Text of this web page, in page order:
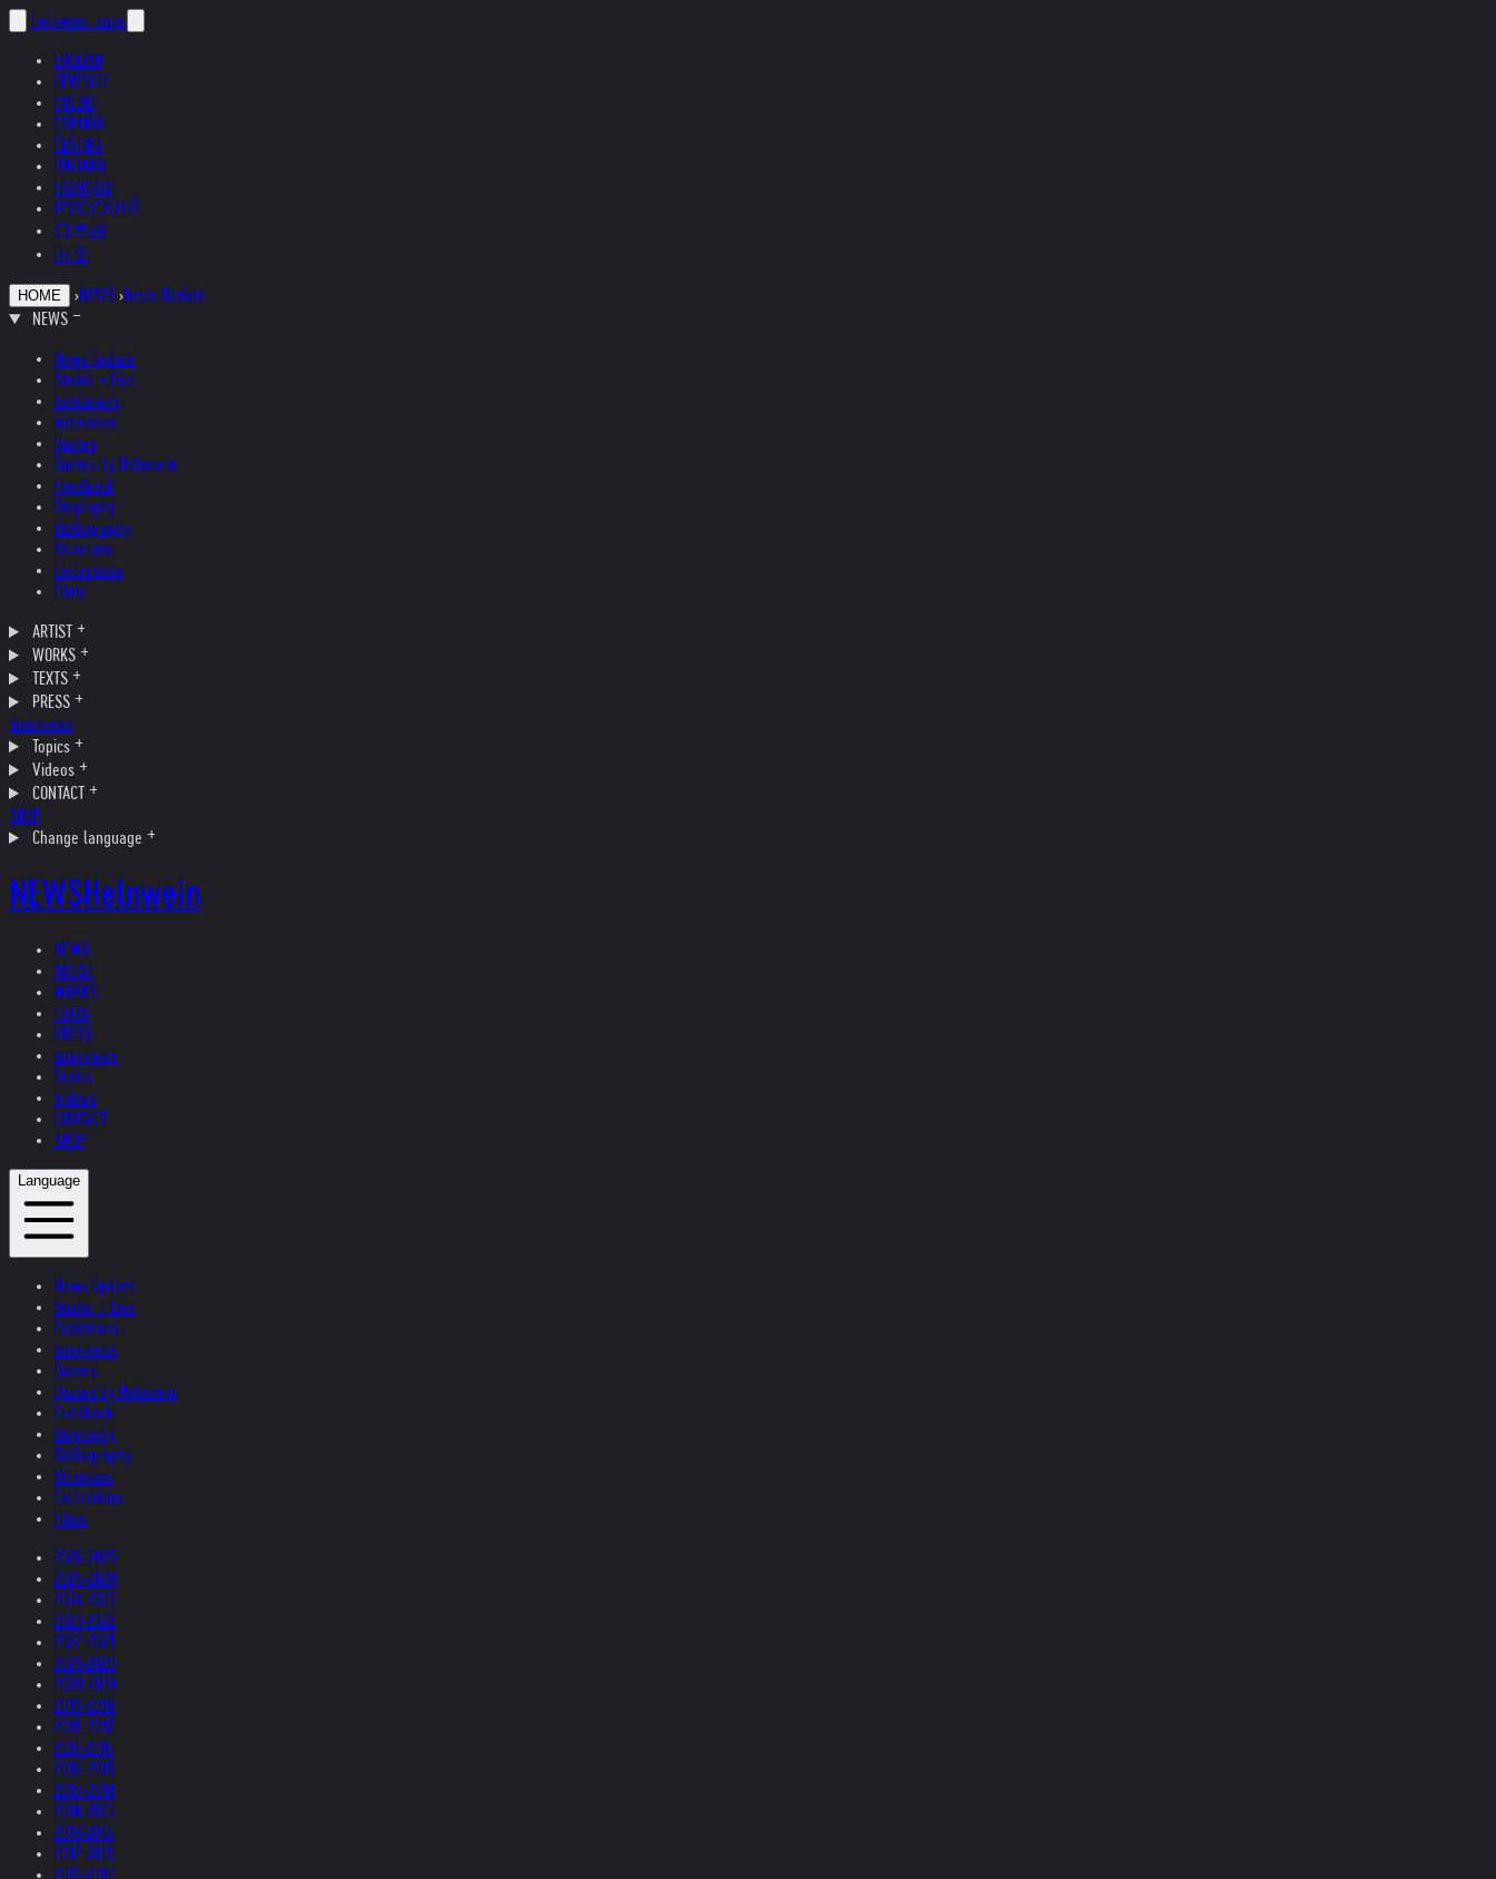
helnwein .com
ENGLISH
DEUTSCH
POLSKI
ESPAÑOL
ČEŠTINA
ITALIANO
FRANÇAIS
РУССКИЙ
日本語
中文
HOME ›NEWS ›News Update
NEWS
News Update
Studio + Live
Exhibitions
Interviews
Quotes
Quotes by Helnwein
Feedback
Biography
Bibliography
Museums
Collections
Films
ARTIST
WORKS
TEXTS
PRESS
Interviews
Topics
Videos
CONTACT
SHOP
Change language
NEWSHelnwein
NEWS
ARTIST
WORKS
TEXTS
PRESS
Interviews
Topics
Videos
CONTACT
SHOP
Language
News Update
Studio + Live
Exhibitions
Interviews
Quotes
Quotes by Helnwein
Feedback
Biography
Bibliography
Museums
Collections
Films
2026-2025
2025-2024
2024-2023
2023-2022
2022-2021
2021-2020
2020-2019
2019-2018
2018-2017
2017-2016
2016-2015
2015-2014
2014-2013
2013-2012
2012-2011
2011-2010